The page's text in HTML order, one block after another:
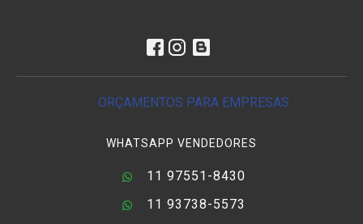
ORÇAMENTOS PARA EMPRESAS
WHATSAPP VENDEDORES
11 97551-8430
11 93738-5573